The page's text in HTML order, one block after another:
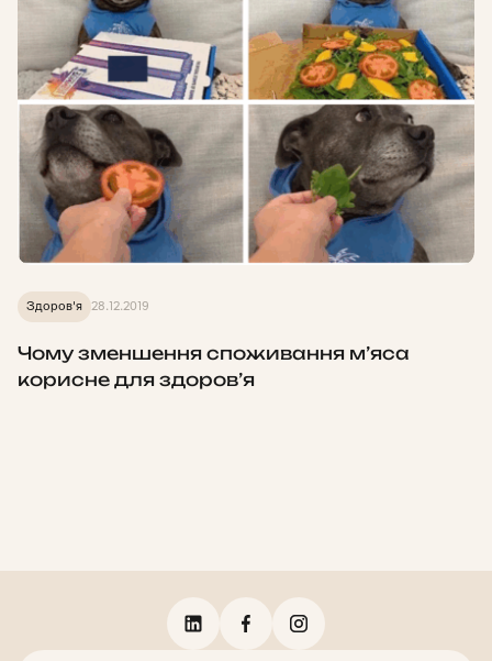
Здоров'я 28.12.2019
Чому зменшення споживання м’яса
корисне для здоров’я